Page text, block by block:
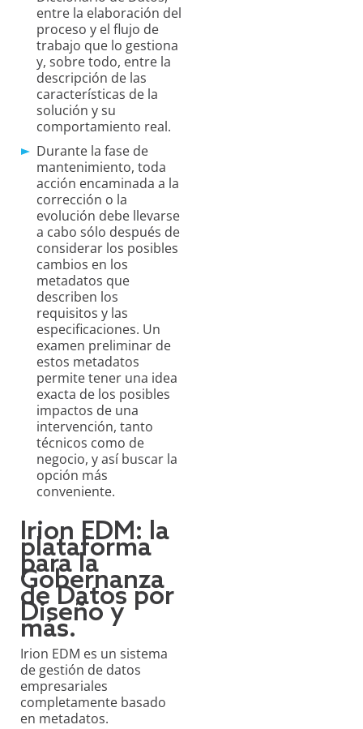
entre la elaboración del
proceso y el flujo de
trabajo que lo gestiona
y, sobre todo, entre la
descripción de las
características de la
solución y su
comportamiento real.
Durante la fase de
mantenimiento, toda
acción encaminada a la
corrección o la
evolución debe llevarse
a cabo sólo después de
considerar los posibles
cambios en los
metadatos que
describen los
requisitos y las
especificaciones. Un
examen preliminar de
estos metadatos
permite tener una idea
exacta de los posibles
impactos de una
intervención, tanto
técnicos como de
negocio, y así buscar la
opción más
conveniente.
Irion EDM: la
plataforma
para la
Gobernanza
de Datos por
Diseño y
más.
Irion EDM es un sistema
de gestión de datos
empresariales
completamente basado
en metadatos.